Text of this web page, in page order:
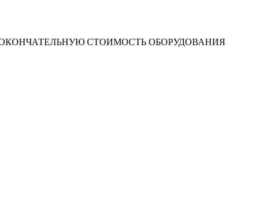
СТОИМОСТЬ ОБОРУДОВАНИЯ